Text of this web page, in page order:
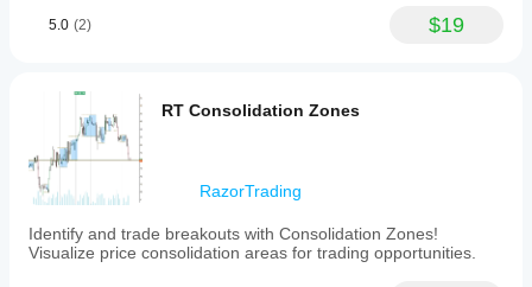
5.0 (2) $19
RT Consolidation Zones
RazorTrading
Identify and trade breakouts with Consolidation Zones!
Visualize price consolidation areas for trading opportunities.